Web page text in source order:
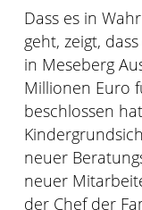
Dass es in
geht, zeigt,
in Meseberg
Millionen Euro
beschlossen
neuer
neuer
der Chef der